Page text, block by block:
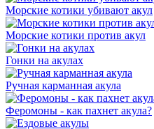
Морские котики убивают акул
Морские котики против акул
Гонки на акулах
Ручная карманная акула
Феромоны - как пахнет акула?